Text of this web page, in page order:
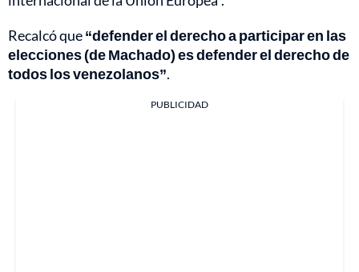
Recalcó que“defender el derecho a participar en las
elecciones (de Machado) es defender el derecho de
todos los venezolanos”.
PUBLICIDAD